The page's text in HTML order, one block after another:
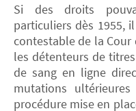
Si des droits
particuliers dès 1955,
contestable de la
les détenteurs de
de sang en ligne
mutations
procédure mise en